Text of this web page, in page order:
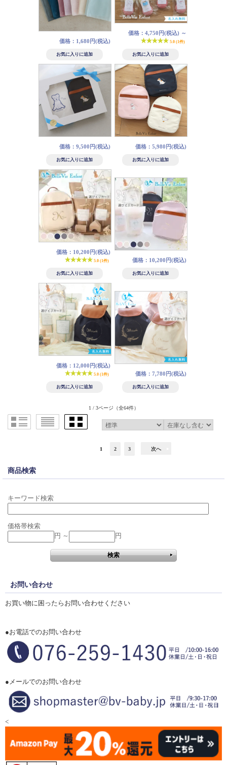
価格：1,680円(税込)
価格：4,750円(税込) ～
5.0 (1件)
価格：9,500円(税込) 価格：5,980円(税込)
価格：10,200円(税込)
5.0 (1件) 価格：10,200円(税込)
価格：12,000円(税込)
5.0 (1件) 価格：7,780円(税込)
1 / 3ページ （全64件）
1 2 3 次へ
商品検索
キーワード検索
価格帯検索
円 ～
円
お問い合わせ
お買い物に困ったらお問い合わせください
●お電話でのお問い合わせ
●メールでのお問い合わせ
<